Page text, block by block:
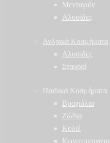
Μενταγιόν
Αλυσίδες
Ανδρικά Κοσμήματα
Αλυσίδες
Σταυροί
Παιδικά Κοσμήματα
Βραχιόλια
Ζώδια
Κολιέ
Κωνσταντινάτα